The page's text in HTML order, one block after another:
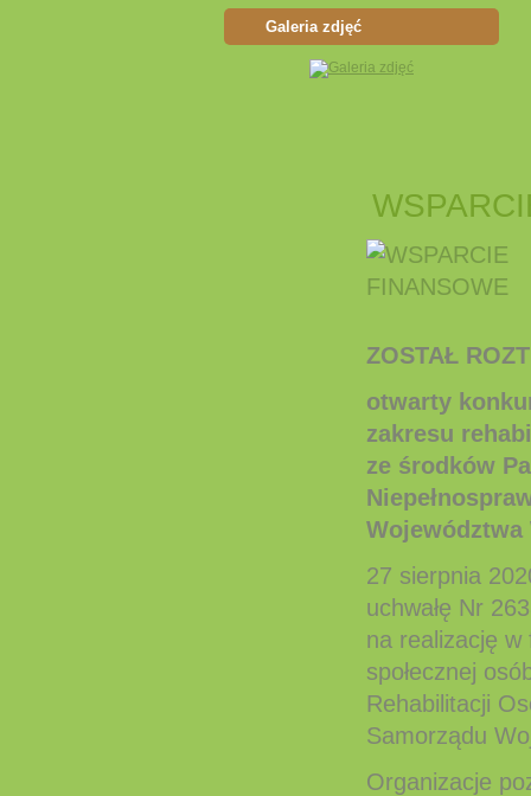
Galeria zdjęć
ZOSTAŁ
otwarty
zakresu
ze środków
27 sierpnia
uchwałę Nr
na realizację w
społecznej
Rehabilitacji
Samorządu
Organizacje